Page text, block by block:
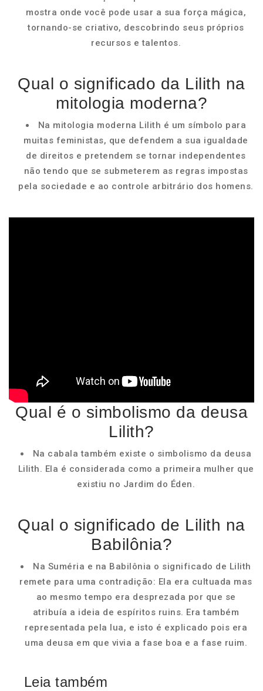
mostra onde você pode usar a sua força mágica,
tornando-se criativo, descobrindo seus próprios
recursos e talentos.
Qual o significado da Lilith na
mitologia moderna?
Na mitologia moderna Lilith é um símbolo para
muitas feministas, que defendem a sua igualdade
de direitos e pretendem se tornar independentes
não tendo que se submeterem as regras impostas
pela sociedade e ao controle arbitrário dos homens.
Qual é o simbolismo da deusa
Lilith?
Na cabala também existe o simbolismo da deusa
Lilith. Ela é considerada como a primeira mulher que
existiu no Jardim do Éden.
Qual o significado de Lilith na
Babilônia?
Na Suméria e na Babilônia o significado de Lilith
remete para uma contradição: Ela era cultuada mas
ao mesmo tempo era desprezada por que se
atribuía a ideia de espíritos ruins. Era também
representada pela lua, e isto é explicado pois era
uma deusa em que vivia a fase boa e a fase ruim.
Leia também